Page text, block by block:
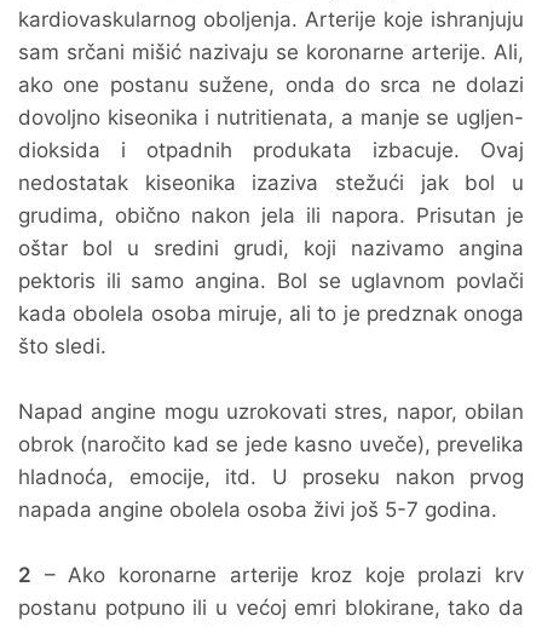
kardiovaskularnog oboljenja. Arterije koje ishranjuju
sam srčani mišić nazivaju se koronarne arterije. Ali,
ako one postanu sužene, onda do srca ne dolazi
dovoljno kiseonika i nutritienata, a manje se ugljen-
dioksida i otpadnih produkata izbacuje. Ovaj
nedostatak kiseonika izaziva stežući jak bol u
grudima, obično nakon jela ili napora. Prisutan je
oštar bol u sredini grudi, koji nazivamo angina
pektoris ili samo angina. Bol se uglavnom povlači
kada obolela osoba miruje, ali to je predznak onoga
što sledi.
Napad angine mogu uzrokovati stres, napor, obilan
obrok (naročito kad se jede kasno uveče), prevelika
hladnoća, emocije, itd. U proseku nakon prvog
napada angine obolela osoba živi još 5-7 godina.
2 – Ako koronarne arterije kroz koje prolazi krv
postanu potpuno ili u većoj emri blokirane, tako da